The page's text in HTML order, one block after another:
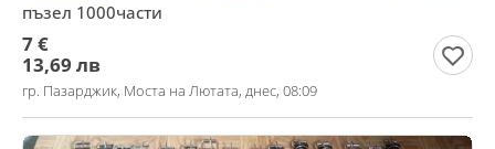
пъзел 1000части
7 €
13,69 лв
гр. Пазарджик, Моста на Лютата, днес, 08:09